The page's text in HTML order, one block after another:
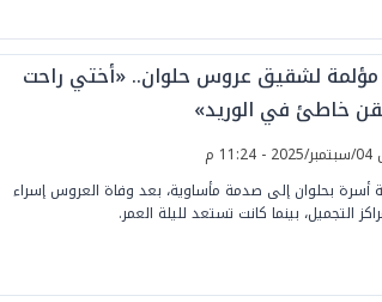
لشقيق عروس حلوان.. «أختي راحت
خاطئ في الوريد»
م
أسرة بحلوان إلى صدمة مأساوية، بعد وفاة العروس إسراء
التجميل، بينما كانت تستعد لليلة العمر.